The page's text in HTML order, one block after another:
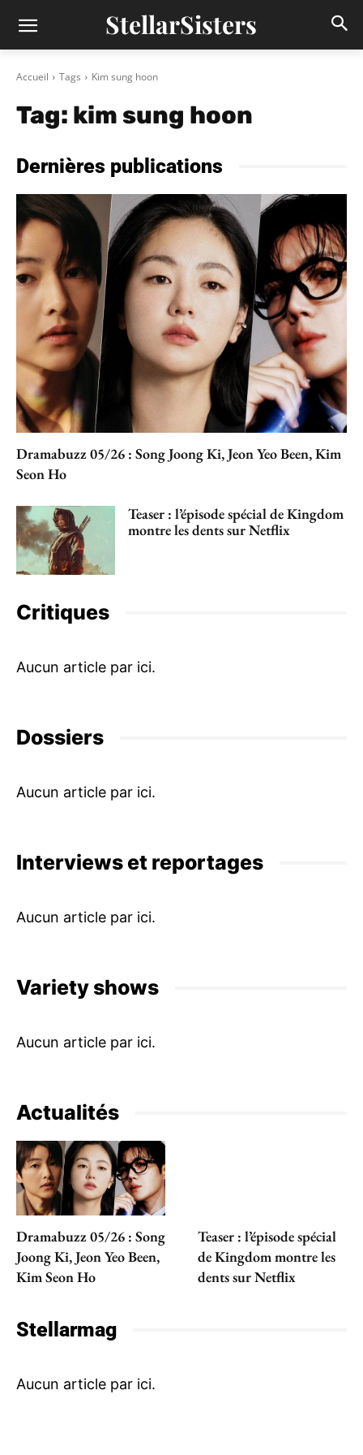
StellarSisters
Accueil Tags Kim sung hoon
Tag: kim sung hoon
Dernières publications
Dramabuzz 05/26 : Song Joong Ki, Jeon Yeo Been, Kim
Seon Ho
Teaser : l’épisode spécial de Kingdom
montre les dents sur Netflix
Critiques
Dossiers
Interviews et reportages
Variety shows
Actualités
Dramabuzz 05/26 : Song
Joong Ki, Jeon Yeo Been,
Kim Seon Ho
Teaser : l’épisode spécial
de Kingdom montre les
dents sur Netflix
Stellarmag